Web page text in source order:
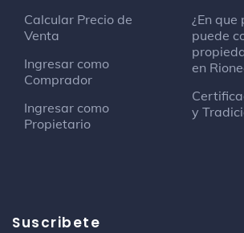
Tienda de cuidado de la
Leños Y Carbon
Cine
Calcular Precio de
Venta
Ingresar como
Comprador
Ingresar como
Propietario
¿En que
puede
en
y
Suscribete